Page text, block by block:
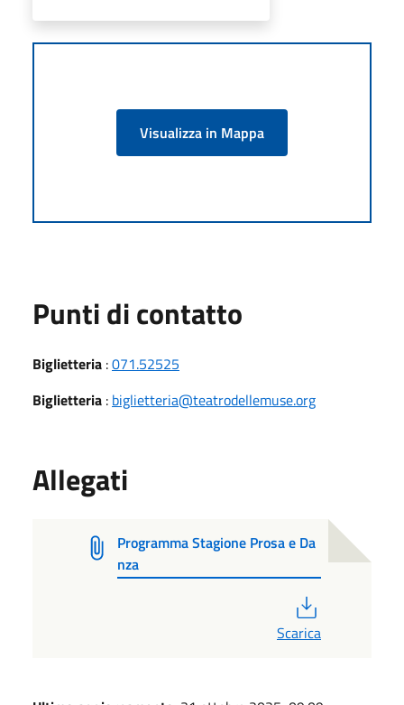
Visualizza in Mappa
Punti di contatto
Biglietteria :071.52525
Biglietteria : biglietteria@teatrodellemuse.org
Allegati
Programma Stagione Prosa e Da
nza
Scarica